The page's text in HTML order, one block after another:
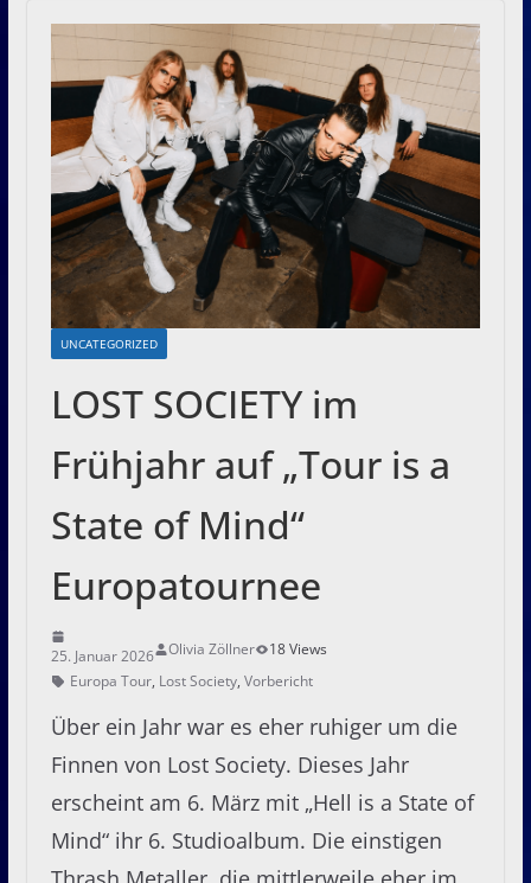
UNCATEGORIZED
LOST SOCIETY im
Frühjahr auf „Tour is a
State of Mind“
Europatournee
25. Januar 2026 Olivia Zöllner
18 Views
Europa Tour, Lost Society, Vorbericht
Über ein Jahr war es eher ruhiger um die
Finnen von Lost Society. Dieses Jahr
erscheint am 6. März mit „Hell is a State of
Mind“ ihr 6. Studioalbum. Die einstigen